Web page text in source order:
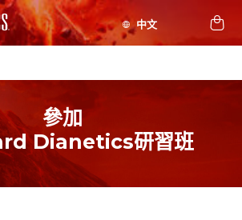
參加
Dianetics研習班